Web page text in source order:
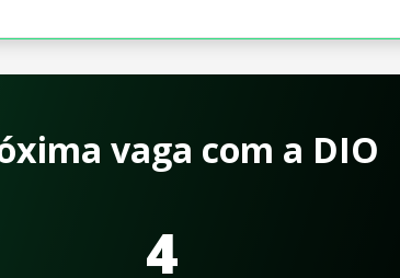
vaga com a DIO
4